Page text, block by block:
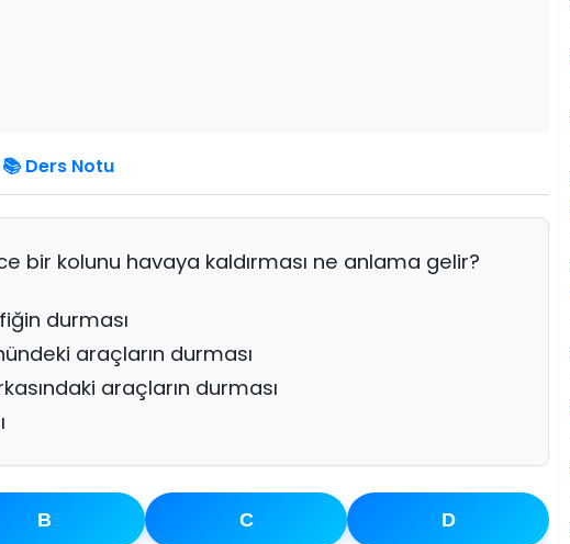
📚 Ders Notu
bir kolunu havaya kaldırması ne anlama gelir?
durması
araçların durması
araçların durması
B C D